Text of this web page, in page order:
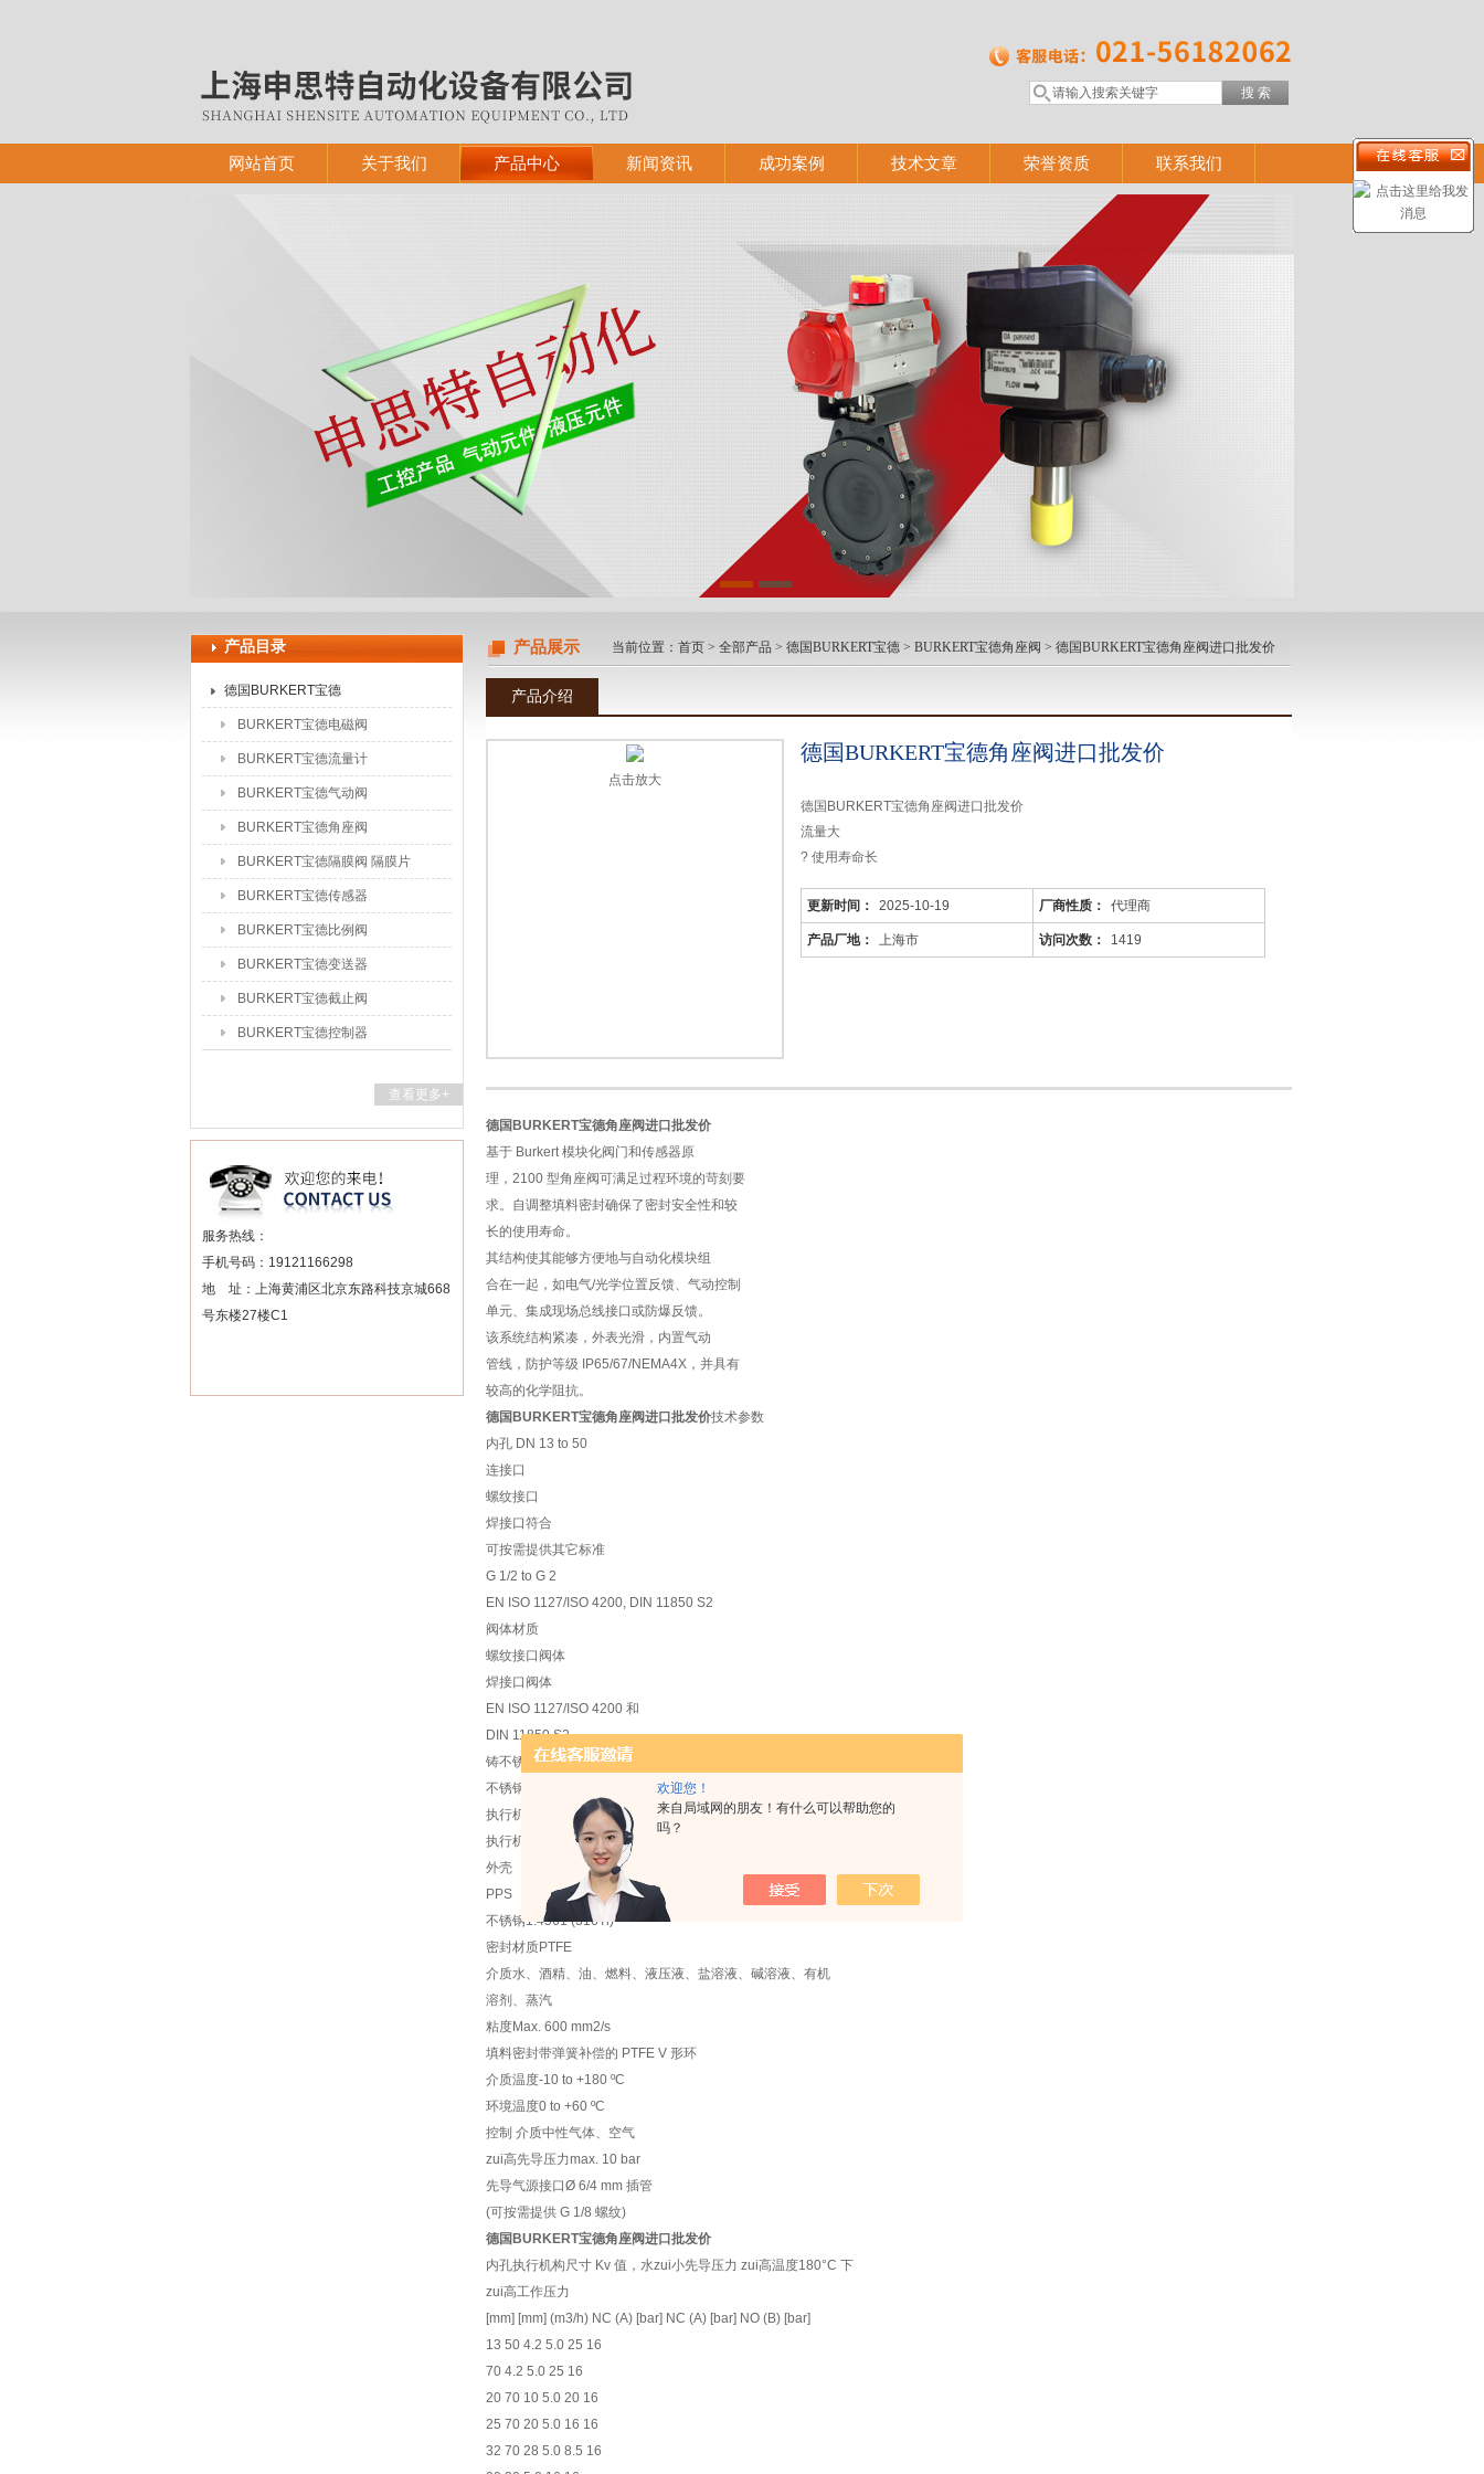
欢迎您！
来自局域网的朋友！有什么可以帮助您的
吗？
网站首页 关于我们 产品中心 新闻资讯 成功案例 技术文章 荣誉资质 联系我们
产品目录
德国BURKERT宝德
BURKERT宝德电磁阀
BURKERT宝德流量计
BURKERT宝德气动阀
BURKERT宝德角座阀
BURKERT宝德隔膜阀 隔膜片
BURKERT宝德传感器
BURKERT宝德比例阀
BURKERT宝德变送器
BURKERT宝德截止阀
BURKERT宝德控制器
查看更多+
服务热线：
手机号码：19121166298
地 址：上海黄浦区北京东路科技京城668
号东楼27楼C1
产品展示 当前位置： 首页 > 全部产品 > 德国BURKERT宝德 > BURKERT宝德角座阀 > 德国BURKERT宝德角座阀进口批发价
产品介绍
点击放大
德国BURKERT宝德角座阀进口批发价
德国BURKERT宝德角座阀进口批发价
流量大
? 使用寿命长
? 具有阀座下和阀座上流向
? 结构简洁，尤其适用于卫生型环境
更新时间： 2025-10-19 厂商性质： 代理商
产品厂地： 上海市 访问次数： 1419
德国BURKERT宝德角座阀进口批发价
基于 Burkert 模块化阀门和传感器原
理，2100 型角座阀可满足过程环境的苛刻要
求。自调整填料密封确保了密封安全性和较
长的使用寿命。
其结构使其能够方便地与自动化模块组
合在一起，如电气/光学位置反馈、气动控制
单元、集成现场总线接口或防爆反馈。
该系统结构紧凑，外表光滑，内置气动
管线，防护等级 IP65/67/NEMA4X，并具有
较高的化学阻抗。
德国BURKERT宝德角座阀进口批发价技术参数
内孔 DN 13 to 50
连接口
螺纹接口
焊接口符合
可按需提供其它标准
G 1/2 to G 2
EN ISO 1127/ISO 4200, DIN 11850 S2
阀体材质
螺纹接口阀体
焊接口阀体
EN ISO 1127/ISO 4200 和
DIN 11850 S2
铸不锈钢 316L
不锈钢 1.4581 (316L 可按需提供)
执行机构材质
执行机构
外壳
PPS
不锈钢1.4561 (316Ti)
密封材质PTFE
介质水、酒精、油、燃料、液压液、盐溶液、碱溶液、有机
溶剂、蒸汽
粘度Max. 600 mm2/s
填料密封带弹簧补偿的 PTFE V 形环
介质温度-10 to +180 ºC
环境温度0 to +60 ºC
控制 介质中性气体、空气
zui高先导压力max. 10 bar
先导气源接口Ø 6/4 mm 插管
(可按需提供 G 1/8 螺纹)
德国BURKERT宝德角座阀进口批发价
内孔执行机构尺寸 Kv 值，水zui小先导压力 zui高温度180°C 下
zui高工作压力
[mm] [mm] (m3/h) NC (A) [bar] NC (A) [bar] NO (B) [bar]
13 50 4.2 5.0 25 16
70 4.2 5.0 25 16
20 70 10 5.0 20 16
25 70 20 5.0 16 16
32 70 28 5.0 8.5 16